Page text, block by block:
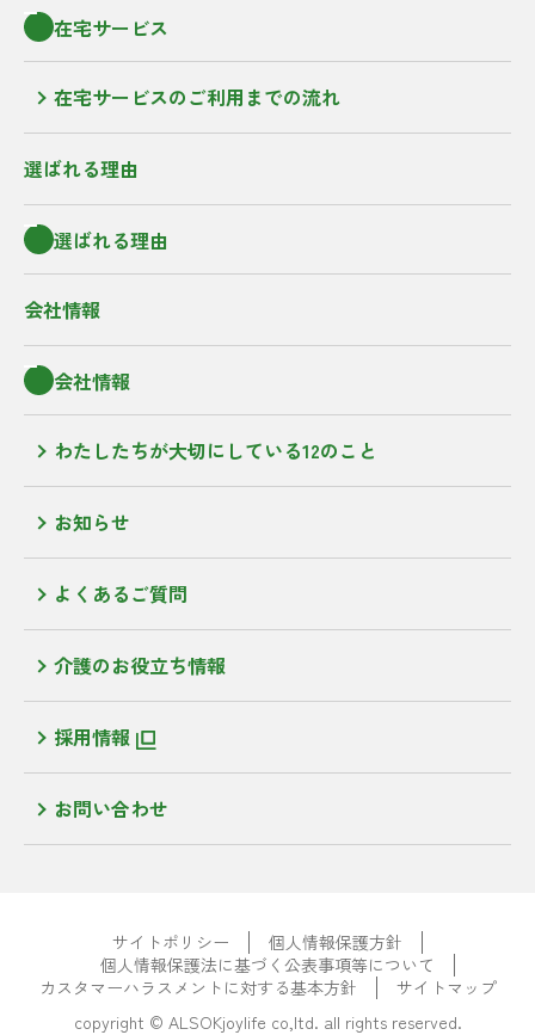
在宅サービス
在宅サービスのご利用までの流れ
選ばれる理由
選ばれる理由
会社情報
会社情報
わたしたちが大切にしている12のこと
お知らせ
よくあるご質問
介護のお役立ち情報
採用情報
お問い合わせ
サイトポリシー
個人情報保護方針
個人情報保護法に基づく公表事項等について
カスタマーハラスメントに対する基本方針
サイトマップ
copyright © ALSOKjoylife co,ltd. all rights reserved.